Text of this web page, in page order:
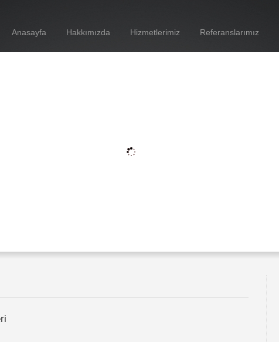
Anasayfa Hakkımızda Hizmetlerimiz Referanslarımız